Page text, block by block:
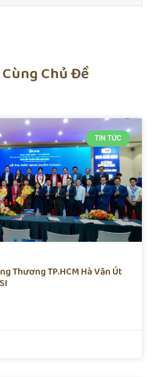
Chủ Đề
TIN TỨC
Thương TP.HCM Hà Văn Út